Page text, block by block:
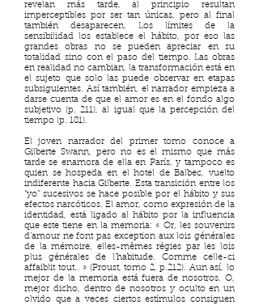
revelan más tarde, al principio resultan
imperceptibles por ser tan únicas, pero al final
también desaparecen. Los límites de la
sensibilidad los establece el hábito, por eso las
grandes obras no se pueden apreciar en su
totalidad sino con el paso del tiempo. Las obras
en realidad no cambian, la transformación está en
el sujeto que solo las puede observar en etapas
subsiguientes. Así también, el narrador empieza a
darse cuenta de que el amor es en el fondo algo
subjetivo (p. 211), al igual que la percepción del
tiempo (p. 181).
El joven narrador del primer tomo conoce a
Gilberte Swann, pero no es el mismo que más
tarde se enamora de ella en París, y tampoco es
quien se hospeda en el hotel de Balbec, vuelto
indiferente hacia Gilberte. Esta transición entre los
“yo” sucesivos se hace posible por el hábito y sus
efectos narcóticos. El amor, como expresión de la
identidad, está ligado al hábito por la influencia
que este tiene en la memoria: « Or, les souvenirs
d’amour ne font pas exception aux lois générales
de la mémoire, elles-mêmes régies par les lois
plus générales de l’habitude. Comme celle-ci
affaiblit tout… » (Proust, tomo 2, p.212). Aun así, lo
mejor de la memoria está fuera de nosotros. O,
mejor dicho, dentro de nosotros y oculto en un
olvido que a veces ciertos estímulos consiguen